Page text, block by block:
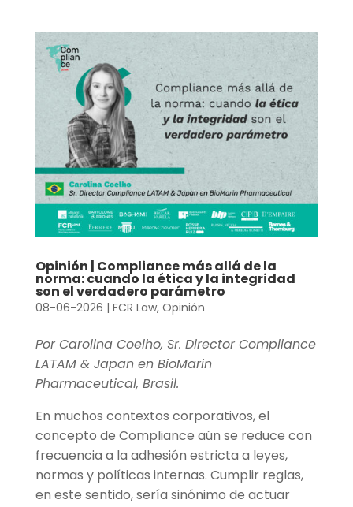
Opinión | Compliance más allá de la
norma: cuando la ética y la integridad
son el verdadero parámetro
08-06-2026 | FCR Law, Opinión
Por Carolina Coelho, Sr. Director Compliance
LATAM & Japan en BioMarin
Pharmaceutical, Brasil.
En muchos contextos corporativos, el
concepto de Compliance aún se reduce con
frecuencia a la adhesión estricta a leyes,
normas y políticas internas. Cumplir reglas,
en este sentido, sería sinónimo de actuar